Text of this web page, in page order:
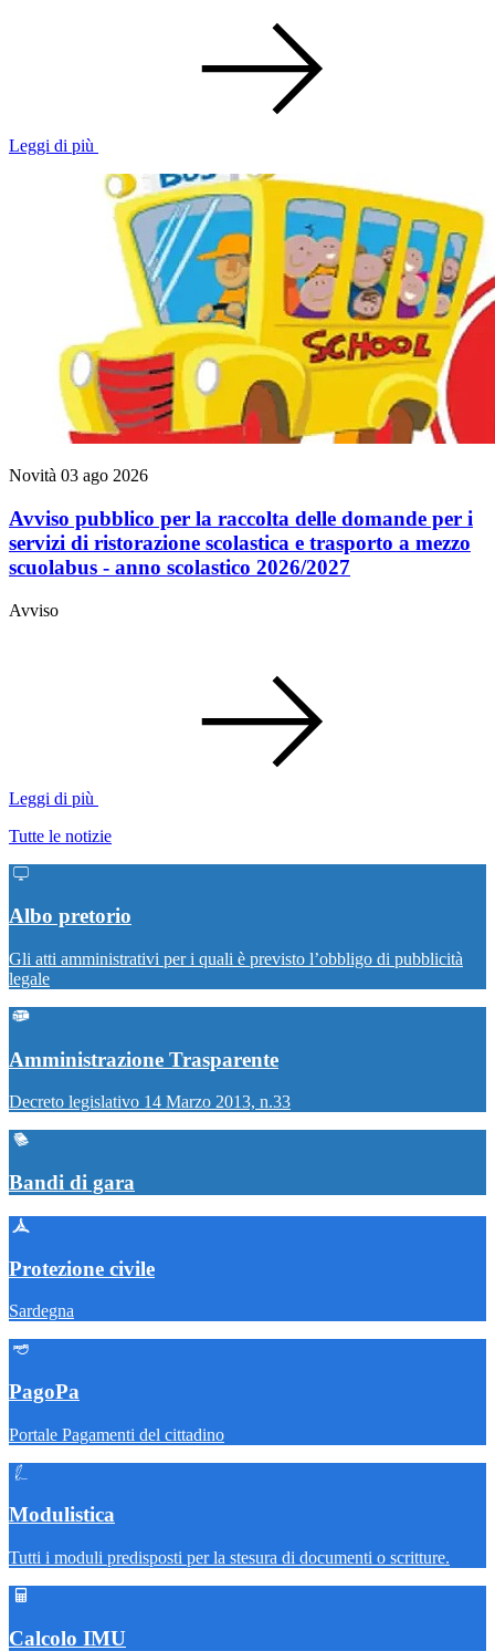
Leggi di più
Novità 03 ago 2026
Avviso pubblico per la raccolta delle domande per i
servizi di ristorazione scolastica e trasporto a mezzo
scuolabus - anno scolastico 2026/2027
Avviso
Leggi di più
Tutte le notizie
Albo pretorio
Gli atti amministrativi per i quali è previsto l’obbligo di pubblicità
legale
Amministrazione Trasparente
Decreto legislativo 14 Marzo 2013, n.33
Bandi di gara
Protezione civile
Sardegna
PagoPa
Portale Pagamenti del cittadino
Modulistica
Tutti i moduli predisposti per la stesura di documenti o scritture.
Calcolo IMU